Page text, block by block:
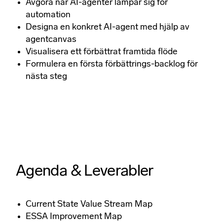
Avgöra när AI-agenter lämpar sig för
automation​
Designa en konkret AI-agent med hjälp av
agentcanvas​
Visualisera ett förbättrat framtida flöde​
Formulera en första förbättrings-backlog för
nästa steg
Agenda & Leverabler​
Current State Value Stream Map​
ESSA Improvement Map​